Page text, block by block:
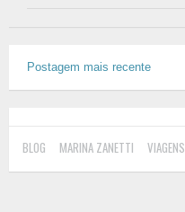
Postagem mais recente
BLOG MARINA ZANETTI VIAGENS